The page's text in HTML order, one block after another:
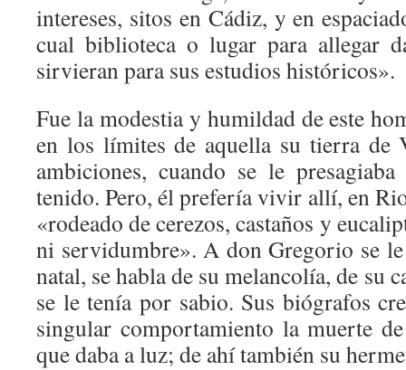
intereses, sitos en Cádiz, y en
cual biblioteca o lugar para allegar
sirvieran para sus estudios históricos».
Fue la modestia y humildad de este
en los límites de aquella su tierra de
ambiciones, cuando se le
tenido. Pero, él prefería vivir allí, en
«rodeado de cerezos, castaños y
ni servidumbre». A don Gregorio se
natal, se habla de su melancolía, de su
se le tenía por sabio. Sus biógrafos
singular comportamiento la muerte
que daba a luz; de ahí también su